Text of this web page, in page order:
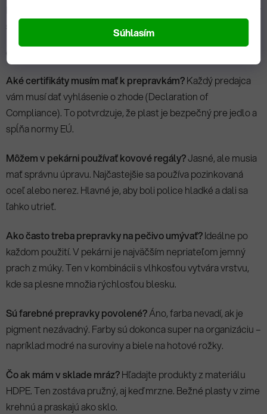
Súhlasím
Menej rozbitého tovaru, rýchlejšia inventúra a hlavne pokojný
spánok pred kontrolou za to určite stoja.
Často kladené otázky (FAQ)
Aké certifikáty musím mať k prepravkám?Každý predajca
vám musí dať vyhlásenie o zhode (Declaration of
Compliance). To potvrdzuje, že plast je bezpečný pre jedlo a
spĺňa normy EÚ.
Môžem v pekárni používať kovové regály?Jasné, ale musia
mať správnu úpravu. Najčastejšie sa používa pozinkovaná
oceľ alebo nerez. Hlavné je, aby boli police hladké a dali sa
ľahko utrieť.
Ako často treba prepravky na pečivo umývať?Ideálne po
každom použití. V pekárni je najväčším nepriateľom jemný
prach z múky. Ten v kombinácii s vlhkosťou vytvára vrstvu,
kde sa plesne množia rýchlosťou blesku.
Sú farebné prepravky povolené?Áno, farba nevadí, ak je
pigment nezávadný. Farby sú dokonca super na organizáciu –
napríklad modré na suroviny a biele na hotové rožky.
Čo ak mám v sklade mráz?Hľadajte produkty z materiálu
HDPE. Ten zostáva pružný, aj keď mrzne. Bežné plasty v zime
krehnú a praskajú ako sklo.